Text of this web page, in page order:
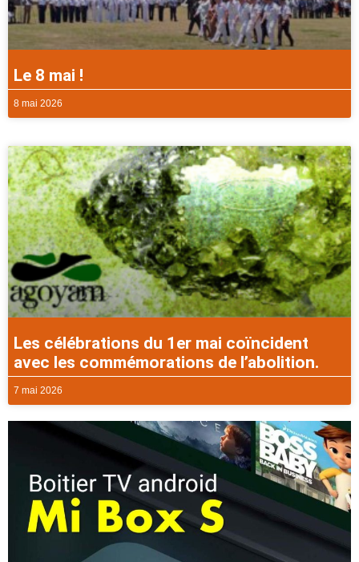
Le 8 mai !
8 mai 2026
Les célébrations du 1er mai coïncident
avec les commémorations de l’abolition.
7 mai 2026